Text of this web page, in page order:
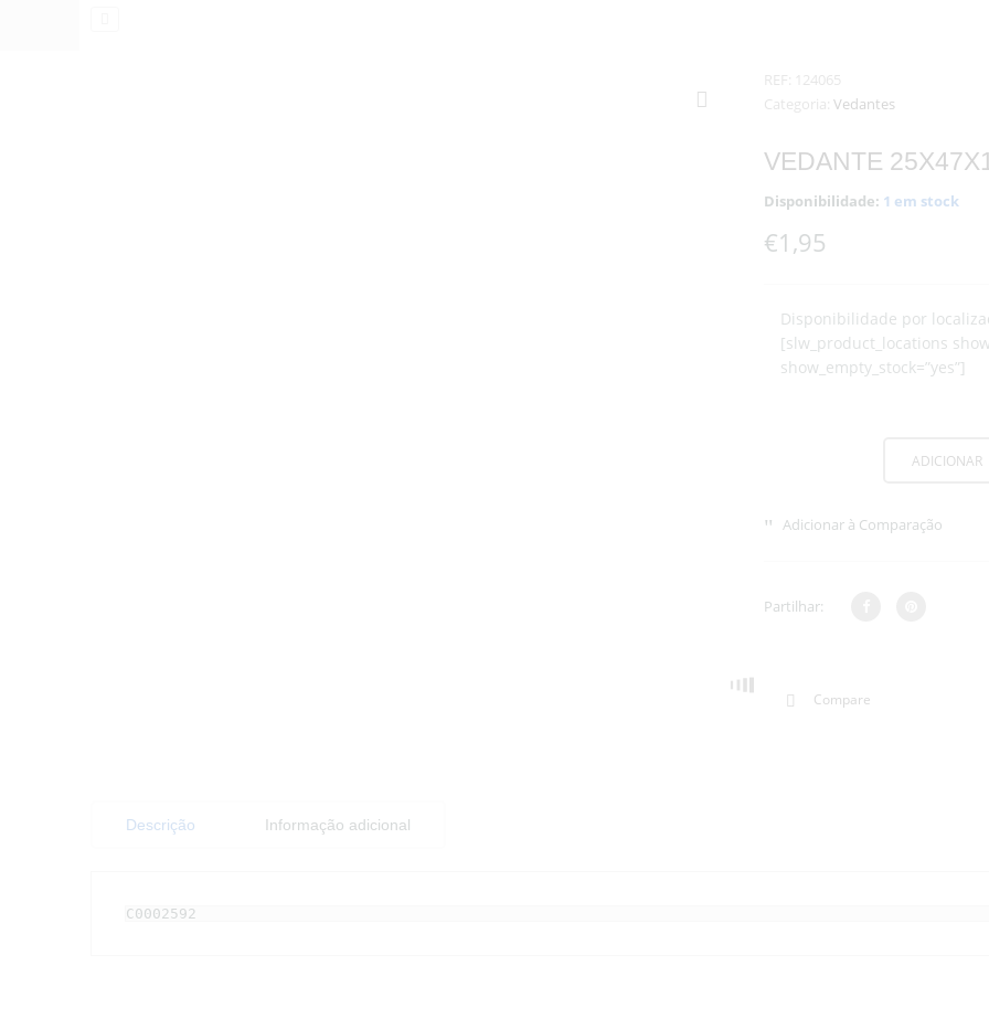
REF:
124065
Categoria: Vedantes
VEDANTE
Disponibilidade: 1 em stock
€1,95
Disponibilidade por
[slw_product_locations
show_empty_stock=”yes”]
ADICIONAR
Adicionar à Comparação
Partilhar:
Compare
Descrição Informação adicional
C0002592